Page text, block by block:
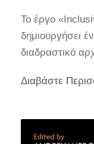
Το έργο
δημιουργήσει
διαδραστικό
Διαβάστε